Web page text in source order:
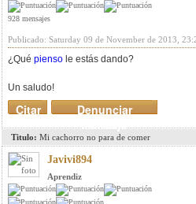
928 mensajes
Publicado: Saturday 09 de November de 2013,
¿Qué pienso le estás dando?
Un saludo!
Denunciar
mensaje
Citar
Titulo: Mi cachorro no para de comer
Javivi894
Aprendiz